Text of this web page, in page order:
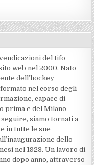
del tifo
web nel 2000. Nato
dell’hockey
nel corso degli
capace di
prima e del Milano
siamo tornati a
in tutte le sue
dello
nel 1923. Un lavoro di
dopo anno, attraverso